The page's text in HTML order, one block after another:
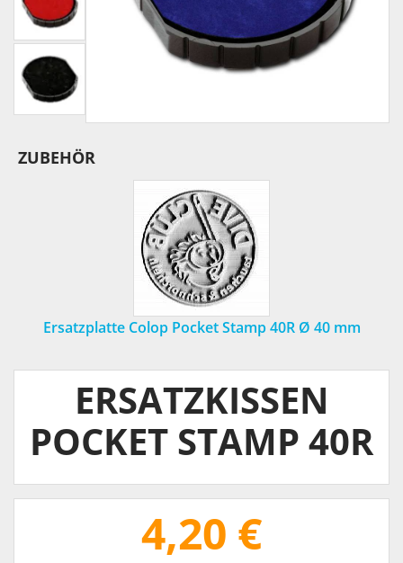
ZUBEHÖR
Ersatzplatte Colop Pocket Stamp 40R Ø 40 mm
ERSATZKISSEN
POCKET STAMP 40R
4,20 €